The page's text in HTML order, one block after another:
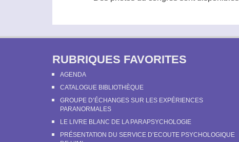
RUBRIQUES FAVORITES
AGENDA
CATALOGUE BIBLIOTHÈQUE
GROUPE D’ÉCHANGES SUR LES EXPÉRIENCES
PARANORMALES
LE LIVRE BLANC DE LA PARAPSYCHOLOGIE
PRÉSENTATION DU SERVICE D’ECOUTE PSYCHOLOGIQUE